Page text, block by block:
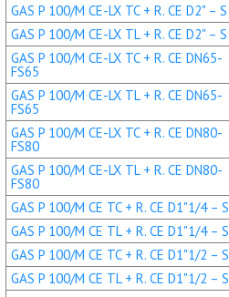
GAS P 100/M CE-LX TC + R. CE D2" – S
GAS P 100/M CE-LX TL + R. CE D2" – S
GAS P 100/M CE-LX TC + R. CE DN65-
FS65
GAS P 100/M CE-LX TL + R. CE DN65-
FS65
GAS P 100/M CE-LX TC + R. CE DN80-
FS80
GAS P 100/M CE-LX TL + R. CE DN80-
FS80
GAS P 100/M CE TC + R. CE D1"1/4 – S
GAS P 100/M CE TL + R. CE D1"1/4 – S
GAS P 100/M CE TC + R. CE D1"1/2 – S
GAS P 100/M CE TL + R. CE D1"1/2 – S